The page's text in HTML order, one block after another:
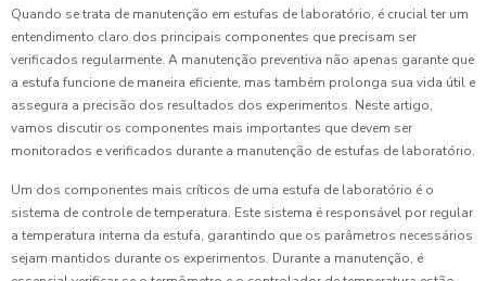
Quando se trata de manutenção em estufas de laboratório, é crucial ter um
entendimento claro dos principais componentes que precisam ser
verificados regularmente. A manutenção preventiva não apenas garante que
a estufa funcione de maneira eficiente, mas também prolonga sua vida útil e
assegura a precisão dos resultados dos experimentos. Neste artigo,
vamos discutir os componentes mais importantes que devem ser
monitorados e verificados durante a manutenção de estufas de laboratório.
Um dos componentes mais críticos de uma estufa de laboratório é o
sistema de controle de temperatura. Este sistema é responsável por regular
a temperatura interna da estufa, garantindo que os parâmetros necessários
sejam mantidos durante os experimentos. Durante a manutenção, é